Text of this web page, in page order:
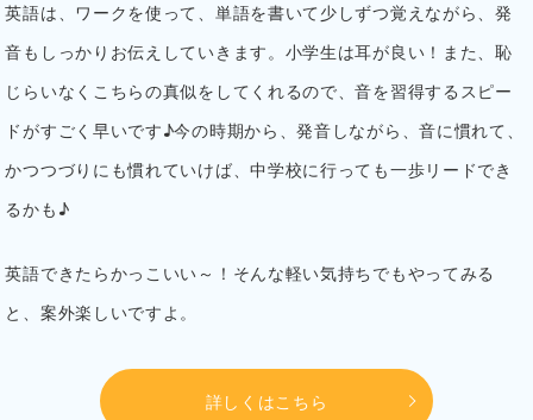
英語は、ワークを使って、単語を書いて少しずつ覚えながら、発
音もしっかりお伝えしていきます。小学生は耳が良い！また、恥
じらいなくこちらの真似をしてくれるので、音を習得するスピー
ドがすごく早いです♪今の時期から、発音しながら、音に慣れて、
かつつづりにも慣れていけば、中学校に行っても一歩リードでき
るかも♪
英語できたらかっこいい～！そんな軽い気持ちでもやってみる
と、案外楽しいですよ。
詳しくはこちら